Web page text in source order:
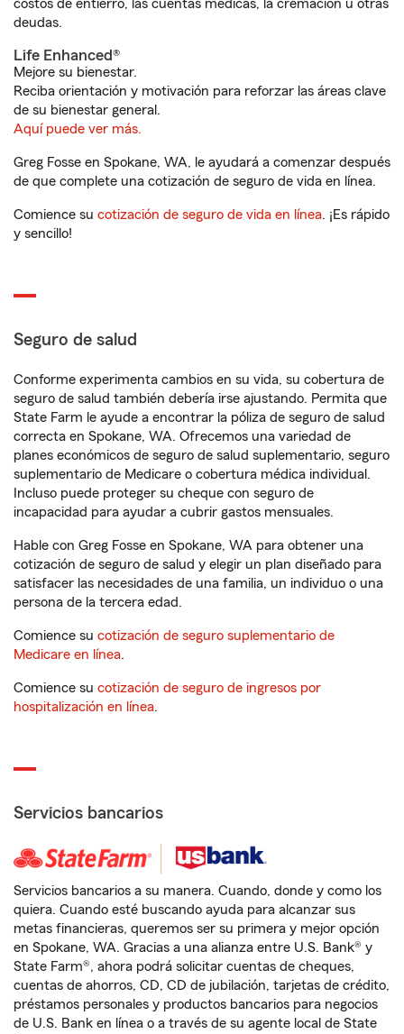
costos de entierro, las cuentas médicas, la cremación u otras
deudas.
Life Enhanced®
Mejore su bienestar.
Reciba orientación y motivación para reforzar las áreas clave
de su bienestar general.
Aquí puede ver más.
Greg Fosse en Spokane, WA, le ayudará a comenzar después
de que complete una cotización de seguro de vida en línea.
Comience su cotización de seguro de vida en línea. ¡Es rápido
y sencillo!
Seguro de salud
Conforme experimenta cambios en su vida, su cobertura de
seguro de salud también debería irse ajustando. Permita que
State Farm le ayude a encontrar la póliza de seguro de salud
correcta en Spokane, WA. Ofrecemos una variedad de
planes económicos de seguro de salud suplementario, seguro
suplementario de Medicare o cobertura médica individual.
Incluso puede proteger su cheque con seguro de
incapacidad para ayudar a cubrir gastos mensuales.
Hable con Greg Fosse en Spokane, WA para obtener una
cotización de seguro de salud y elegir un plan diseñado para
satisfacer las necesidades de una familia, un individuo o una
persona de la tercera edad.
Comience su cotización de seguro suplementario de
Medicare en línea.
Comience su cotización de seguro de ingresos por
hospitalización en línea.
Servicios bancarios
Servicios bancarios a su manera. Cuando, donde y como los
quiera. Cuando esté buscando ayuda para alcanzar sus
metas financieras, queremos ser su primera y mejor opción
en Spokane, WA. Gracias a una alianza entre U.S. Bank® y
State Farm®, ahora podrá solicitar cuentas de cheques,
cuentas de ahorros, CD, CD de jubilación, tarjetas de crédito,
préstamos personales y productos bancarios para negocios
de U.S. Bank en línea o a través de su agente local de State